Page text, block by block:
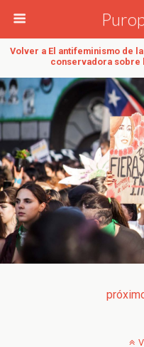
Volver a El antifeminismo de
conservadora sobre